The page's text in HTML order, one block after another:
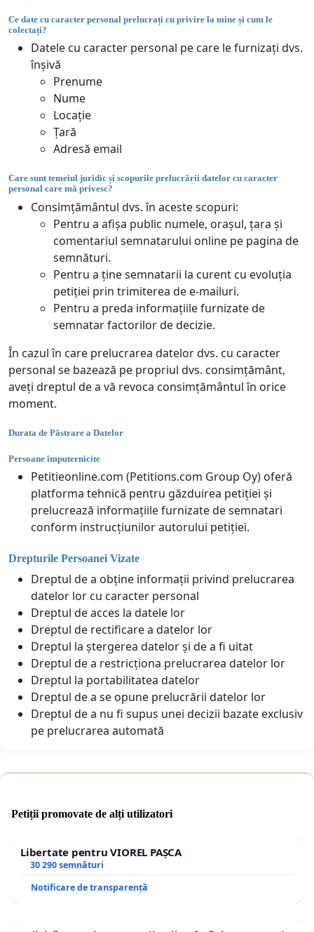
Ce date cu caracter personal prelucrați cu privire la mine și cum le
colectați?
Datele cu caracter personal pe care le furnizați dvs.
înșivă
Prenume
Nume
Locație
Țară
Adresă email
Care sunt temeiul juridic și scopurile prelucrării datelor cu caracter
personal care mă privesc?
Consimțământul dvs. în aceste scopuri:
Pentru a afișa public numele, orașul, țara și
comentariul semnatarului online pe pagina de
semnături.
Pentru a ține semnatarii la curent cu evoluția
petiției prin trimiterea de e-mailuri.
Pentru a preda informațiile furnizate de
semnatar factorilor de decizie.
În cazul în care prelucrarea datelor dvs. cu caracter
personal se bazează pe propriul dvs. consimțământ,
aveți dreptul de a vă revoca consimțământul în orice
moment.
Durata de Păstrare a Datelor
Persoane împuternicite
Petitieonline.com (Petitions.com Group Oy) oferă
platforma tehnică pentru găzduirea petiției și
prelucrează informațiile furnizate de semnatari
conform instrucțiunilor autorului petiției.
Drepturile Persoanei Vizate
Dreptul de a obține informații privind prelucrarea
datelor lor cu caracter personal
Dreptul de acces la datele lor
Dreptul de rectificare a datelor lor
Dreptul la ștergerea datelor și de a fi uitat
Dreptul de a restricționa prelucrarea datelor lor
Dreptul la portabilitatea datelor
Dreptul de a se opune prelucrării datelor lor
Dreptul de a nu fi supus unei decizii bazate exclusiv
pe prelucrarea automată
Petiții promovate de alți utilizatori
Libertate pentru VIOREL PAȘCA
30 290 semnături
Notificare de transparență